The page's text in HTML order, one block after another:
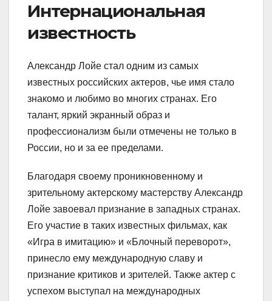
Интернациональная
известность
Александр Лойе стал одним из самых
известных российских актеров, чье имя стало
знакомо и любимо во многих странах. Его
талант, яркий экранный образ и
профессионализм были отмечены не только в
России, но и за ее пределами.
Благодаря своему проникновенному и
зрительному актерскому мастерству Александр
Лойе завоевал признание в западных странах.
Его участие в таких известных фильмах, как
«Игра в имитацию» и «Блочный переворот»,
принесло ему международную славу и
признание критиков и зрителей. Также актер с
успехом выступал на международных